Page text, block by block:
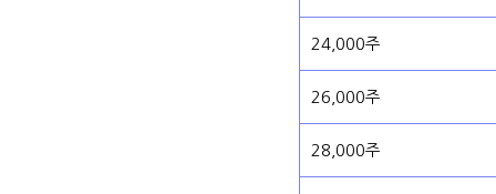
24,000주
26,000주
28,000주